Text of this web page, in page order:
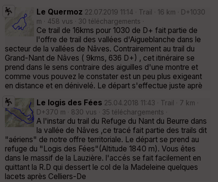
Le Quermoz 22.07.2019 11:14 · Trail · 16 km · D+1030
m · 458 vus · 30 téléchargements ·
Ce trail de 16kms pour 1030 de D+ fait partie de
l'offre de trail des vallées d'Aigueblanche dans le
secteur de la vallées de Nâves. Contrairement au trail du
Grand-Nant de Nâves ( 9kms, 636 D+) , cet itinéraire se
prend dans le sens contraire des aiguilles d'une montre et
comme vous pouvez le constater est un peu plus exigeant
en distance et en dénivelé. Le départ s'effectue juste aprè
Le logis des Fées 25.04.2018 11:43 · Trail · 7 km ·
D+370 m · 830 vus · 35 téléchargements ·
A l'instar du trail du Refuge du Nant du Beurre dans
la vallée de Nâves ,ce tracé fait partie des trails dit
"aériens" de notre offre territoriale. Le départ se prend au
refuge du "Logis des Fées"(Altitude 1840 m). Vous êtes
dans le massif de la Lauzière. l'accés se fait facilement en
quittant la R.D qui dessert le col de la Madeleine quelques
lacets après Celliers-De